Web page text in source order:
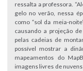
ressalta a professora.
gelo no verão, nessa
como “sol da meia-
causando a projeção
pelas cadeias de
possível mostrar a
mapeamentos do
imagens livres de